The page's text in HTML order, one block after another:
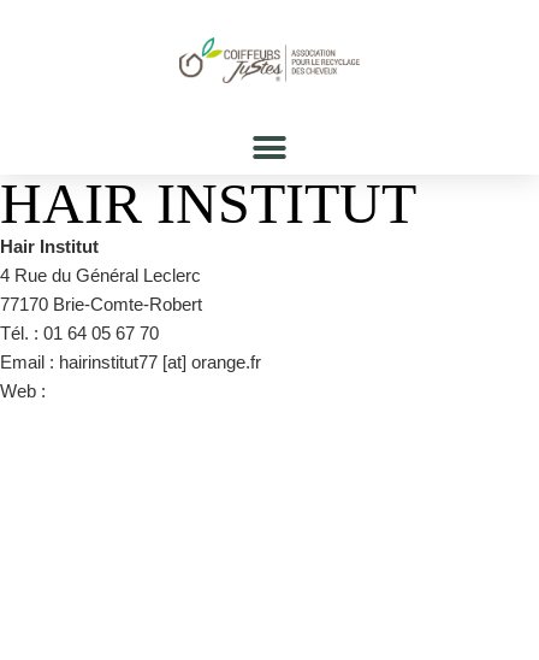
HAIR INSTITUT
Hair Institut
4 Rue du Général Leclerc
77170 Brie-Comte-Robert
Tél. : 01 64 05 67 70
Email : hairinstitut77 [at] orange.fr
Web :